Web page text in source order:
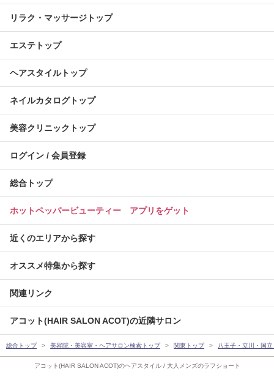
アコット(HAIR SALON ACOT)のヘアスタイル / 大人メンズのラフショート
リラク・マッサージトップ
エステトップ
ヘアスタイルトップ
ネイルカタログトップ
美容クリニックトップ
ログイン / 会員登録
総合トップ
ホットペッパービューティー アプリをゲット
近くのエリアから探す
オススメ特集から探す
関連リンク
アコット(HAIR SALON ACOT)の近隣サロン
総合トップ 美容院・美容室・ヘアサロン検索トップ 関東トップ 八王子・立川・国